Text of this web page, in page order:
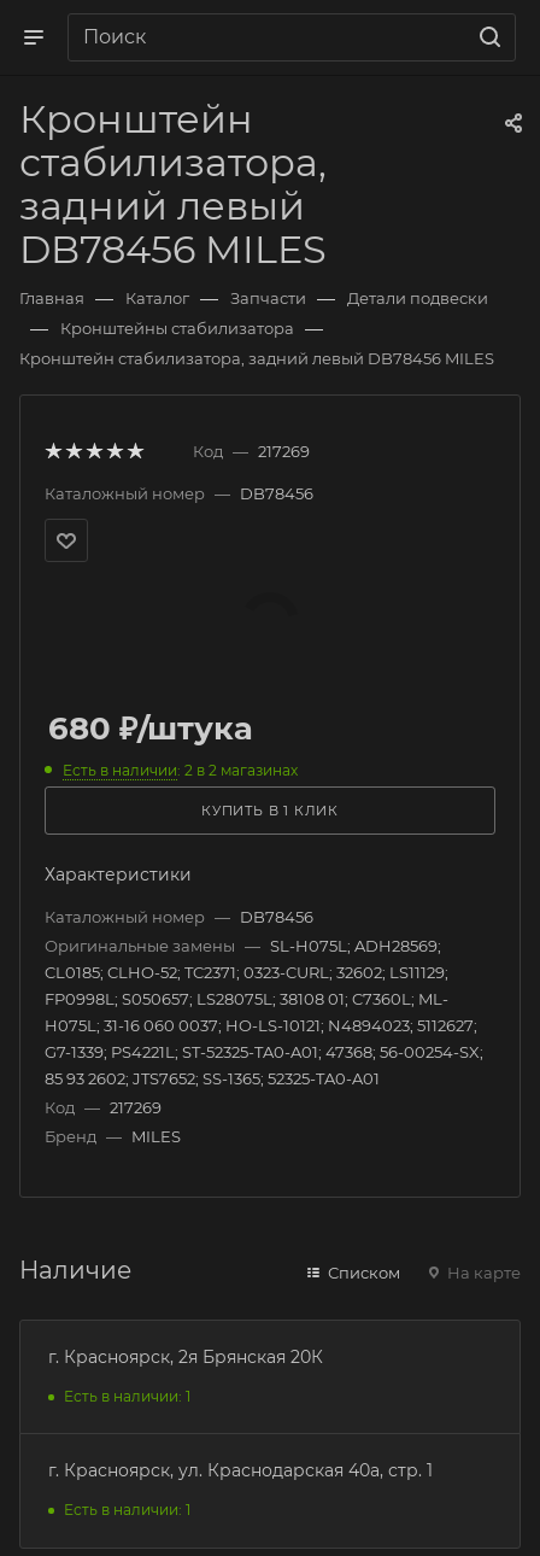
Кронштейн
стабилизатора,
задний левый
DB78456 MILES
Главная — Каталог — Запчасти — Детали подвески
— Кронштейны стабилизатора —
Кронштейн стабилизатора, задний левый DB78456 MILES
Код — 217269
Каталожный номер — DB78456
680 ₽/штука
Есть в наличии: 2 в 2 магазинах
КУПИТЬ В 1 КЛИК
Характеристики
Каталожный номер — DB78456
Оригинальные замены — SL-H075L; ADH28569;
CL0185; CLHO-52; TC2371; 0323-CURL; 32602; LS11129;
FP0998L; S050657; LS28075L; 38108 01; C7360L; ML-
H075L; 31-16 060 0037; HO-LS-10121; N4894023; 5112627;
G7-1339; PS4221L; ST-52325-TA0-A01; 47368; 56-00254-SX;
85 93 2602; JTS7652; SS-1365; 52325-TA0-A01
Код — 217269
Бренд — MILES
Наличие Списком На карте
г. Красноярск, 2я Брянская 20К
Есть в наличии: 1
г. Красноярск, ул. Краснодарская 40а, стр. 1
Есть в наличии: 1